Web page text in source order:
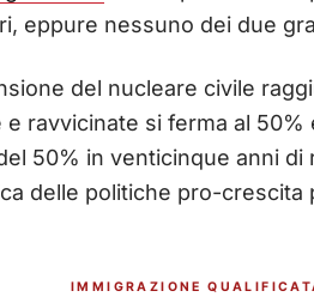
eppure nessuno dei due
del nucleare civile
e ravvicinate si ferma al
50% in venticinque anni di
delle politiche pro-crescita
IMMIGRAZIONE